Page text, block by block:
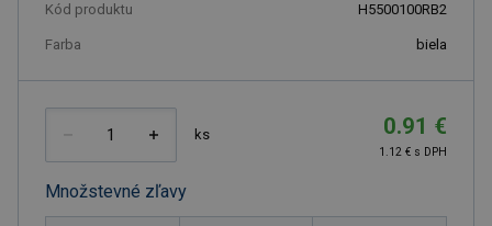
Kód produktu H5500100RB2
Farba biela
ks 0.91 €
1.12 € s DPH
Množstevné zľavy